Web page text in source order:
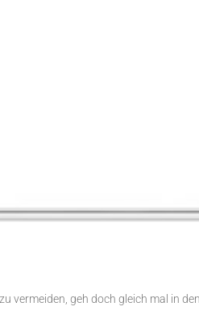
vermeiden, geh doch gleich mal in